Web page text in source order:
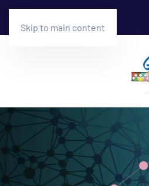
Skip to main content